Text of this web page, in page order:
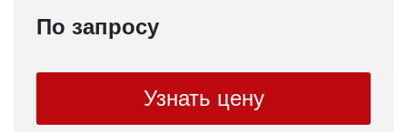
По запросу
Узнать цену